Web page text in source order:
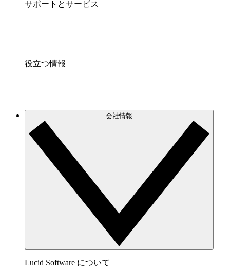
サポートとサービス
役立つ情報
会社情報
Lucid Software について